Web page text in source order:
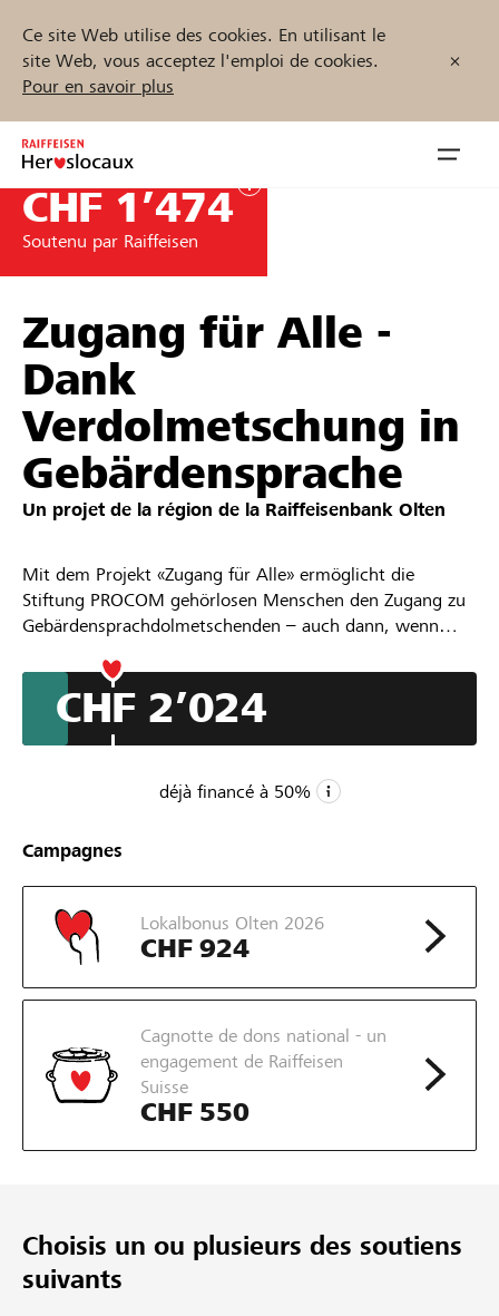
Ce site Web utilise des cookies. En utilisant le
site Web, vous acceptez l'emploi de cookies.
Pour en savoir plus
Inhalt
springen
Parrainer
Soutien & assistance
Se connecter
S'inscrire
Trouvez des projets et des organisations
CHF 1’474
Soutenu par Raiffeisen
Zugang für Alle -
Dank
Verdolmetschung in
Gebärdensprache
Un projet de la région de la Raiffeisenbank Olten
Mit dem Projekt «Zugang für Alle» ermöglicht die
Stiftung PROCOM gehörlosen Menschen den Zugang zu
Gebärdensprachdolmetschenden – auch dann, wenn
Stellen möglich ist.
Jedes Jahr bleiben tausende wichtige Einsätze ungedeckt.
Besonders betroffen sind Arzttermine, psychologische
Gespräche. Genau dort ist verständliche Kommunikation
CHF 2’024
déjà financé à 50%
CHF 4’000
CHF 20’000
Montant désiré
Parrainages
Campagnes
Lokalbonus Olten 2026
CHF 924
Cagnotte de dons national - un
engagement de Raiffeisen
Suisse
CHF 550
Choisis un ou plusieurs des soutiens
suivants